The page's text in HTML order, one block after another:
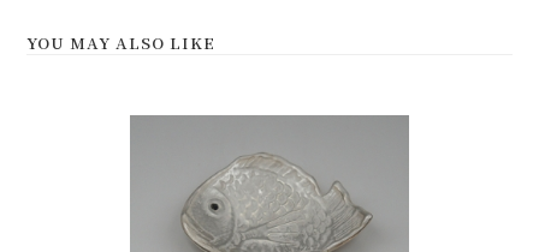
YOU MAY ALSO LIKE